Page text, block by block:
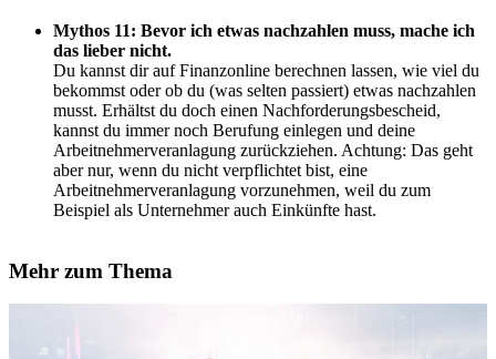
Mythos 11: Bevor ich etwas nachzahlen muss, mache ich
das lieber nicht.
Du kannst dir auf Finanzonline berechnen lassen, wie viel du
bekommst oder ob du (was selten passiert) etwas nachzahlen
musst. Erhältst du doch einen Nachforderungsbescheid,
kannst du immer noch Berufung einlegen und deine
Arbeitnehmerveranlagung zurückziehen. Achtung: Das geht
aber nur, wenn du nicht verpflichtet bist, eine
Arbeitnehmerveranlagung vorzunehmen, weil du zum
Beispiel als Unternehmer auch Einkünfte hast.
Mehr zum Thema